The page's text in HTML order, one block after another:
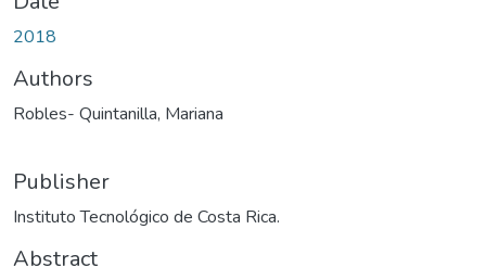
2018
Authors
Robles- Quintanilla, Mariana
Publisher
Instituto Tecnológico de Costa Rica.
Abstract